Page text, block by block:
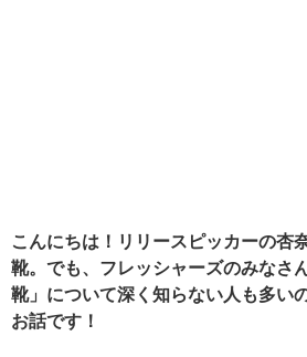
こんにちは！リリースピッカーの杏
靴。でも、フレッシャーズのみなさ
靴」について深く知らない人も多い
お話です！